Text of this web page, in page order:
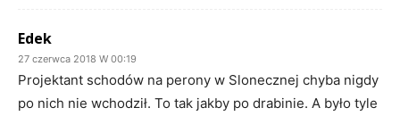
Edek
27 czerwca 2018 W 00:19
Projektant schodów na perony w Slonecznej chyba nigdy
po nich nie wchodził. To tak jakby po drabinie. A było tyle